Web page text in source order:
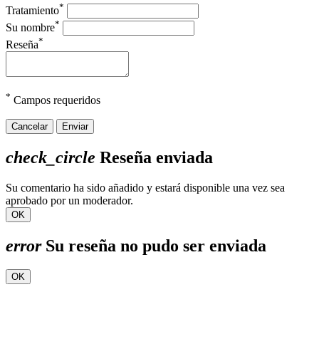
Tratamiento*
Su nombre*
Reseña*
* Campos requeridos
Cancelar Enviar
check_circle Reseña enviada
Su comentario ha sido añadido y estará disponible una vez sea
aprobado por un moderador.
OK
errorSu reseña no pudo ser enviada
OK